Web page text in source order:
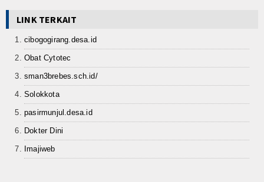
LINK TERKAIT
cibogogirang.desa.id
Obat Cytotec
sman3brebes.sch.id/
Solokkota
pasirmunjul.desa.id
Dokter Dini
Imajiweb